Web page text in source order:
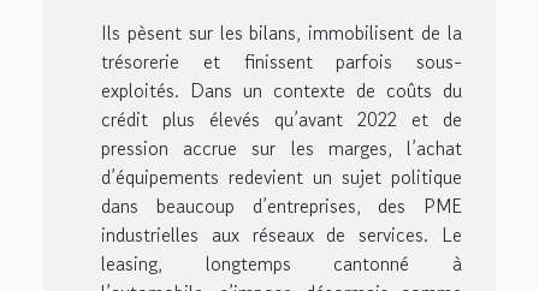
Ils pèsent sur les bilans, immobilisent de la
trésorerie et finissent parfois sous-
exploités. Dans un contexte de coûts du
crédit plus élevés qu’avant 2022 et de
pression accrue sur les marges, l’achat
d’équipements redevient un sujet politique
dans beaucoup d’entreprises, des PME
industrielles aux réseaux de services. Le
leasing, longtemps cantonné à